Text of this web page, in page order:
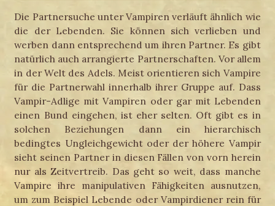
Die Partnersuche unter Vampiren verläuft ähnlich wie
die der Lebenden. Sie können sich verlieben und
werben dann entsprechend um ihren Partner. Es gibt
natürlich auch arrangierte Partnerschaften. Vor allem
in der Welt des Adels. Meist orientieren sich Vampire
für die Partnerwahl innerhalb ihrer Gruppe auf. Dass
Vampir-Adlige mit Vampiren oder gar mit Lebenden
einen Bund eingehen, ist eher selten. Oft gibt es in
solchen Beziehungen dann ein hierarchisch
bedingtes Ungleichgewicht oder der höhere Vampir
sieht seinen Partner in diesen Fällen von vorn herein
nur als Zeitvertreib. Das geht so weit, dass manche
Vampire ihre manipulativen Fähigkeiten ausnutzen,
um zum Beispiel Lebende oder Vampirdiener rein für